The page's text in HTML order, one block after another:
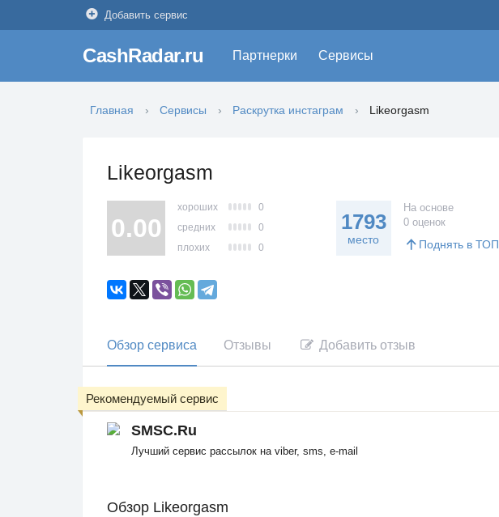
Добавить сервис
CashRadar.ru Партнерки Сервисы
Главная Сервисы Раскрутка инстаграм Likeorgasm
Likeorgasm
0.00
хороших
0
средних
0
плохих
0
1793
место
На основе
0 оценок
Поднять в ТОП
Обзор сервиса Отзывы Добавить отзыв
SMSC.Ru
Лучший сервис рассылок на viber, sms, e-mail
Рекомендуемый сервис
Обзор Likeorgasm